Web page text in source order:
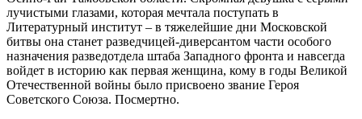
лучистыми глазами, которая мечтала поступать в
Литературный институт – в тяжелейшие дни Московской
битвы она станет разведчицей-диверсантом части особого
назначения разведотдела штаба Западного фронта и навсегда
войдет в историю как первая женщина, кому в годы Великой
Отечественной войны было присвоено звание Героя
Советского Союза. Посмертно.